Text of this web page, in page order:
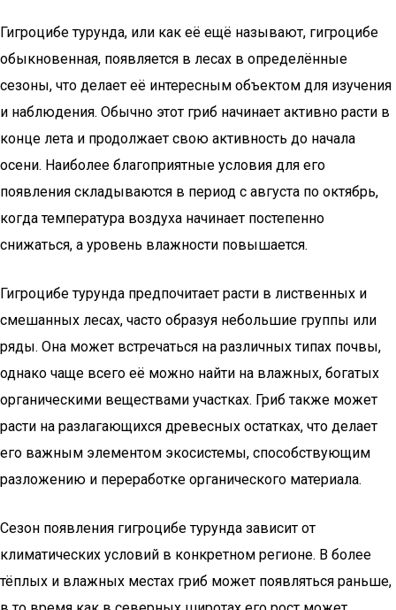
Гигроцибе турунда, или как её ещё называют, гигроцибе
обыкновенная, появляется в лесах в определённые
сезоны, что делает её интересным объектом для изучения
и наблюдения. Обычно этот гриб начинает активно расти в
конце лета и продолжает свою активность до начала
осени. Наиболее благоприятные условия для его
появления складываются в период с августа по октябрь,
когда температура воздуха начинает постепенно
снижаться, а уровень влажности повышается.
Гигроцибе турунда предпочитает расти в лиственных и
смешанных лесах, часто образуя небольшие группы или
ряды. Она может встречаться на различных типах почвы,
однако чаще всего её можно найти на влажных, богатых
органическими веществами участках. Гриб также может
расти на разлагающихся древесных остатках, что делает
его важным элементом экосистемы, способствующим
разложению и переработке органического материала.
Сезон появления гигроцибе турунда зависит от
климатических условий в конкретном регионе. В более
тёплых и влажных местах гриб может появляться раньше,